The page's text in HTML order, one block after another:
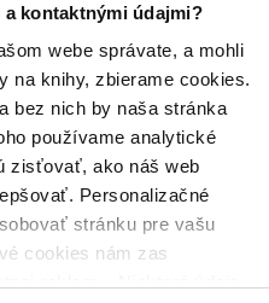
kontaktnými údajmi?
webe správate, a mohli
na knihy, zbierame cookies.
bez nich by naša stránka
používame analytické
zisťovať, ako náš web
Personalizačné
stránku pre vašu
cookies nám zas
DVD Mira Jaroša plné nových,
na sklade, máme však už iba
mať rýchlo, ponáhľajte sa!
zvyčajne do 8 dní.